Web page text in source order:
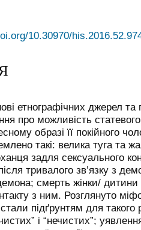
10.30970/
етнографічних джерел
про можливість
образі її покійного
такі: велика туга та
задля сексуального
тривалого зв’язку з
демона; смерть жінки/
з ним. Розглянуто
стали підґрунтям для
і “нечистих”;